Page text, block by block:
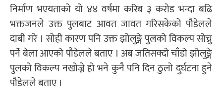
निर्माण भएयताको यो ४४ वर्षमा करिब ३ करोड भन्दा बढि
भक्तजनले उक्त पुलबाट आवत जावत गरिसकेको पौडेलले
दाबी गरे । सोही कारण पनि उक्त झोलुङ्गे पुलको विकल्प सोच्नु
पर्ने बेला आएको पौडेलले बताए । अब जतिसक्दो चाँडो झोलुङ्गे
पुलको विकल्प नखोज्ने हो भने कुनै पनि दिन ठुलो दुर्घटना हुने
पौडेलले बताए ।